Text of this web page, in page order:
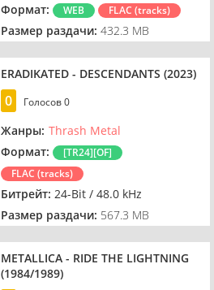
Формат:
WEB FLAC (tracks)
Размер раздачи: 432.3 MB
ERADIKATED - DESCENDANTS (2023)
0 Голосов0
Жанры: Thrash Metal
Формат:
[TR24][OF]
FLAC (tracks)
Битрейт: 24-Bit / 48.0 kHz
Размер раздачи: 567.3 MB
METALLICA - RIDE THE LIGHTNING
(1984/1989)